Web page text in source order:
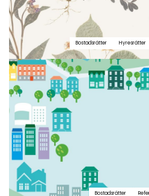
Bostadsrätter Hyresrätter
Bostadsrätter